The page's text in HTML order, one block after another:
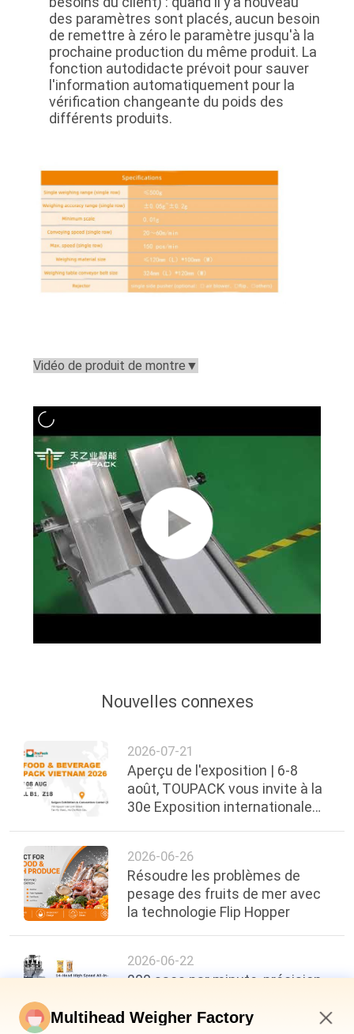
des paramètres sont placés, aucun besoin
de remettre à zéro le paramètre jusqu'à la
prochaine production du même produit. La
fonction autodidacte prévoit pour sauver
l'information automatiquement pour la
vérification changeante du poids des
différents produits.
Vidéo de produit de montre ▼
Nouvelles connexes
2026-07-21
Aperçu de l'exposition | 6-8
août, TOUPACK vous invite à la
30e Exposition internationale
2026-06-26
Résoudre les problèmes de
pesage des fruits de mer avec
la technologie Flip Hopper
2026-06-22
200 sacs par minute, précision
référence en matière
Multihead Weigher Factory